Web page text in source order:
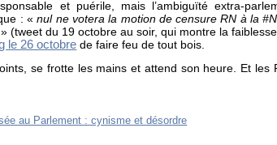
et puérile, mais l’ambiguïté extra-
: «nul ne votera la motion de censure RN à la
(tweet du 19 octobre au soir, qui montre la
le 26 octobre de faire feu de tout bois.
se frotte les mains et attend son heure. Et les